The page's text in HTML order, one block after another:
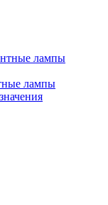
лампы
лампы